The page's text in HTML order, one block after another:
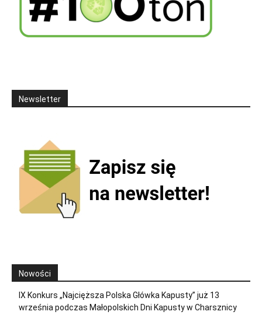
Newsletter
Nowości
IX Konkurs „Najcięższa Polska Główka Kapusty” już 13
września podczas Małopolskich Dni Kapusty w Charsznicy